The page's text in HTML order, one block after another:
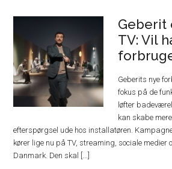
Geberit
TV: Vil
Geberits nye
fokus på de
løfter
kan skabe
efterspørgsel ude hos installatøren.
kører lige nu på TV, streaming, sociale medier
Danmark. Den skal [...]